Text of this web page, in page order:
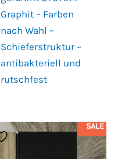
€348.23
Graphit – Farben
nach Wahl –
Schieferstruktur –
antibakteriell und
rutschfest
SALE